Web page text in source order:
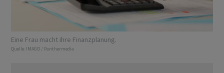
Eine Frau macht ihre Finanzplanung.
Quelle: IMAGO / Panthermedia